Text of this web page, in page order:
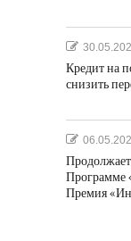
Кредит на
снизить
Программе
Премия